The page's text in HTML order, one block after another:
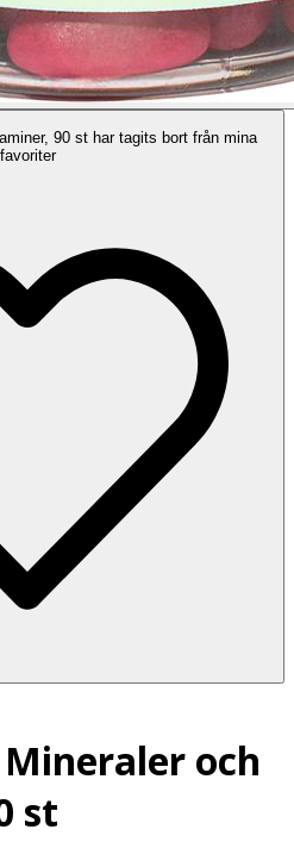
90 st har tagits bort från mina
favoriter
och
st